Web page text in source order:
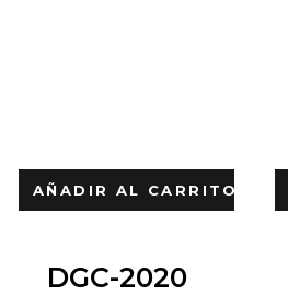
AÑADIR AL CARRITO
DGC-2020